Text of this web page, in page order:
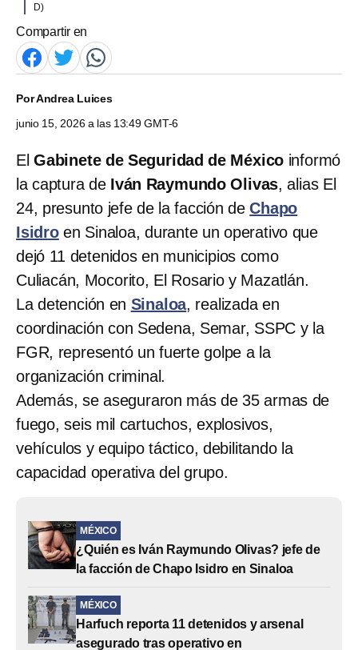
D)
Compartir en
PorAndrea Luices
junio 15, 2026 a las 13:49 GMT-6
El Gabinete de Seguridad de México informó
la captura de Iván Raymundo Olivas, alias El
24, presunto jefe de la facción deChapo
Isidroen Sinaloa, durante un operativo que
dejó 11 detenidos en municipios como
Culiacán, Mocorito, El Rosario y Mazatlán.
La detención en Sinaloa, realizada en
coordinación con Sedena, Semar, SSPC y la
FGR, representó un fuerte golpe a la
organización criminal.
Además, se aseguraron más de 35 armas de
fuego, seis mil cartuchos, explosivos,
vehículos y equipo táctico, debilitando la
capacidad operativa del grupo.
MÉXICO
¿Quién es Iván Raymundo Olivas? jefe de
la facción de Chapo Isidro en Sinaloa
MÉXICO
Harfuch reporta 11 detenidos y arsenal
asegurado tras operativo en